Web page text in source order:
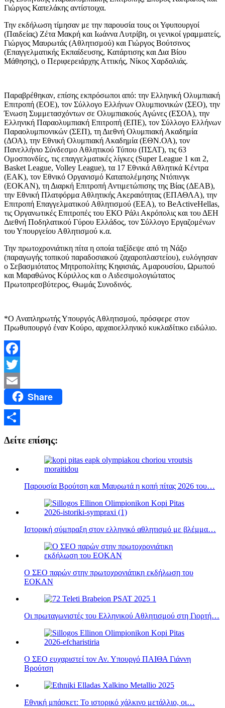
Γιώργος Καπελάκης αντίστοιχα.
Την εκδήλωση τίμησαν με την παρουσία τους οι Υφυπουργοί
(Παιδείας) Ζέτα Μακρή και Ιωάννα Λυτρίβη, οι γενικοί γραμματείς,
Γιώργος Μαυρωτάς (Αθλητισμού) και Γιώργος Βούτσινος
(Επαγγελματικής Εκπαίδευσης, Κατάρτισης και Δια Βίου
Μάθησης), ο Περιφερειάρχης Αττικής, Νίκος Χαρδαλιάς.
Παραβρέθηκαν, επίσης εκπρόσωποι από: την Ελληνική Ολυμπιακή
Επιτροπή (ΕΟΕ), τον Σύλλογο Ελλήνων Ολυμπιονικών (ΣΕΟ), την
Ένωση Συμμετασχόντων σε Ολυμπιακούς Αγώνες (ΕΣΟΑ), την
Ελληνική Παραολυμπιακή Επιτροπή (ΕΠΕ), τον Σύλλογο Ελλήνων
Παραολυμπιονικών (ΣΕΠ), τη Διεθνή Ολυμπιακή Ακαδημία
(ΔΟΑ), την Εθνική Ολυμπιακή Ακαδημία (ΕΘΝ.ΟΑ), τον
Πανελλήνιο Σύνδεσμο Αθλητικού Τύπου (ΠΣΑΤ), τις 63
Ομοσπονδίες, τις επαγγελματικές λίγκες (Super League 1 και 2,
Basket League, Volley League), τα 17 Εθνικά Αθλητικά Κέντρα
(ΕΑΚ), τον Εθνικό Οργανισμό Καταπολέμησης Ντόπινγκ
(ΕΟΚΑΝ), τη Διαρκή Επιτροπή Αντιμετώπισης της Βίας (ΔΕΑΒ),
την Εθνική Πλατφόρμα Αθλητικής Ακεραιότητας (ΕΠΑΘΛΑ), την
Επιτροπή Επαγγελματικού Αθλητισμού (ΕΕΑ), το BeActiveHellas,
τις Οργανωτικές Επιτροπές του ΕΚΟ Ράλι Ακρόπολις και του ΔΕΗ
Διεθνή Ποδηλατικού Γύρου Ελλάδος, τον Σύλλογο Εργαζομένων
του Υπουργείου Αθλητισμού κ.α.
Την πρωτοχρονιάτικη πίτα η οποία ταξίδεψε από τη Νάξο
(παραγωγής τοπικού παραδοσιακού ζαχαροπλαστείου), ευλόγησαν
ο Σεβασμιότατος Μητροπολίτης Κηφισιάς, Αμαρουσίου, Ωρωπού
και Μαραθώνος Κύριλλος και ο Αιδεσιμολογιώτατος
Πρωτοπρεσβύτερος, Θωμάς Συνοδινός.
*Ο Αναπληρωτής Υπουργός Αθλητισμού, πρόσφερε στον
Πρωθυπουργό έναν Κούρο, αρχαιοελληνικό κυκλαδίτικο ειδώλιο.
Facebook
Twitter
Email Share
Δείτε επίσης:
Παρουσία Βρούτση και Μαυρωτά η κοπή πίτας 2026 του…
Ιστορική σύμπραξη στον ελληνικό αθλητισμό με βλέμμα…
Ο ΣΕΟ παρών στην πρωτοχρονιάτικη εκδήλωση του
ΕΟΚΑΝ
Οι πρωταγωνιστές του Ελληνικού Αθλητισμού στη Γιορτή…
Ο ΣΕΟ ευχαριστεί τον Αν. Υπουργό ΠΑΙΘΑ Γιάννη
Βρούτση
Εθνική μπάσκετ: Το ιστορικό χάλκινο μετάλλιο, οι…